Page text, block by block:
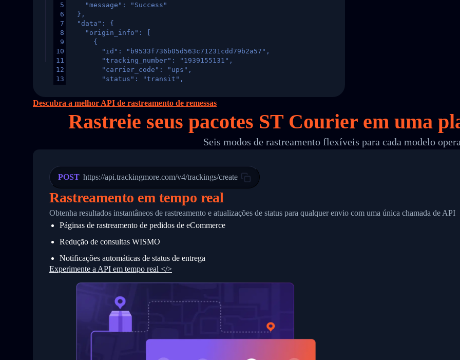
5
6
7
8
9
10
11
12
13
16
24
25
26
27
28
29
31
32
34
    "message": "Success"
  },
  "data": {
    "origin_info": [
      {
        "id": "b9533f736b05d563c71231cdd79b2a57",
        "tracking_number": "1939155131",
        "carrier_code": "ups",
        "status": "transit",
        "itemTimeLength": 2,
        "weblink": "",
        "phone": null,
"Details": "Departed Facility in HONG KONG-HONG KONG, HONG KONG-HONG KONG,2017-03-
          },
          {
            "Date": "2017-03-06 15:28:00",
            "StatusDescription": "Shipment picked up",
            "Details": "BEIJING-CHINA,PEOPLES REPUBLIC"
          }
      }
    ]
}
Descubra a melhor API de rastreamento de remessas
Rastreie seus pacotes ST Courier em uma
Seis modos de rastreamento flexíveis para cada modelo
POST https://api.trackingmore.com/v4/trackings/create
Rastreamento em tempo real
Obtenha resultados instantâneos de rastreamento e atualizações de status para qualquer envio com uma única chamada de API
Páginas de rastreamento de pedidos de eCommerce
Redução de consultas WISMO
Notificações automáticas de status de entrega
Experimente a API em tempo real </>